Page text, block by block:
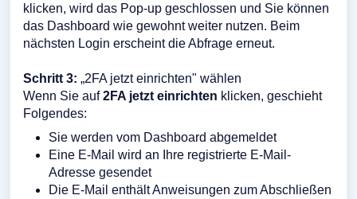
klicken, wird das Pop-up geschlossen und Sie können
das Dashboard wie gewohnt weiter nutzen. Beim
nächsten Login erscheint die Abfrage erneut.
Schritt 3: „2FA jetzt einrichten" wählen
Wenn Sie auf2FA jetzt einrichten klicken, geschieht
Folgendes:
Sie werden vom Dashboard abgemeldet
Eine E-Mail wird an Ihre registrierte E-Mail-
Adresse gesendet
Die E-Mail enthält Anweisungen zum Abschließen